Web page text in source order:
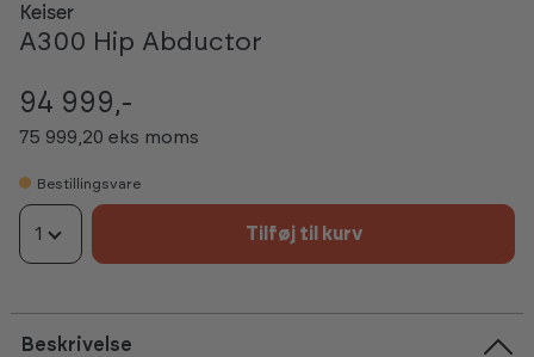
Keiser
A300 Hip Abductor
94 999,-
75 999,20 eks moms
Bestillingsvare
1 Tilføj til kurv
Beskrivelse